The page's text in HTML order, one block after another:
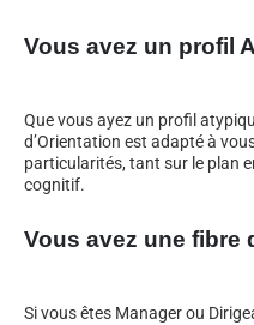
Vous avez un profil
Que vous ayez un profil
d’Orientation est adapté à
particularités, tant sur le plan
cognitif.
Vous avez une fibre
Si vous êtes Manager ou